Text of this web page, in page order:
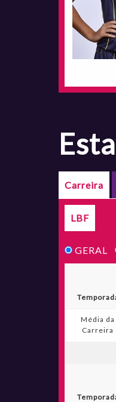
Carreira
LBF
GERAL
Média da
Carreira